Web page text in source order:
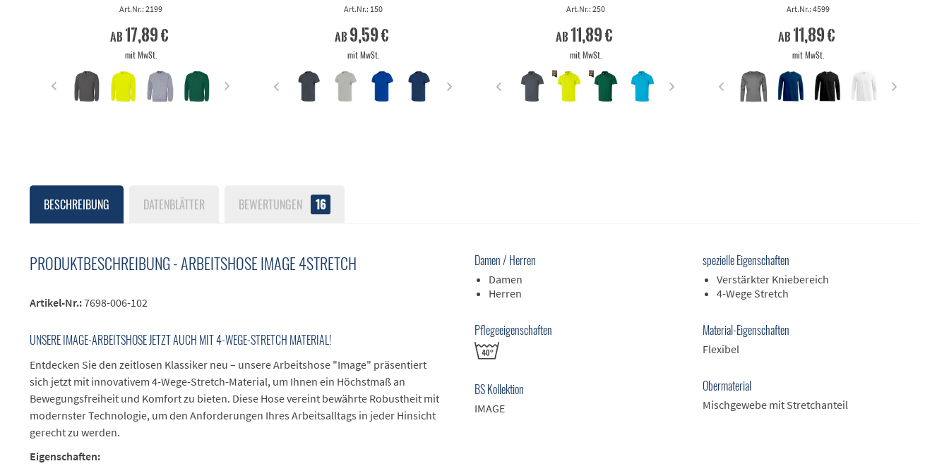
Art.Nr.: 2199
ab 17,89 €
mit MwSt.
Art.Nr.: 150
ab 9,59 €
mit MwSt.
Art.Nr.: 250
ab 11,89 €
mit MwSt.
Art.Nr.: 4599
ab 11,89 €
mit MwSt.
BESCHREIBUNG DATENBLÄTTER BEWERTUNGEN 16
PRODUKTBESCHREIBUNG - ARBEITSHOSE IMAGE 4STRETCH
Artikel-Nr.:7698-006-102
UNSERE IMAGE-ARBEITSHOSE JETZT AUCH MIT 4-WEGE-STRETCH MATERIAL!
Entdecken Sie den zeitlosen Klassiker neu – unsere Arbeitshose "Image" präsentiert
sich jetzt mit innovativem 4-Wege-Stretch-Material, um Ihnen ein Höchstmaß an
Bewegungsfreiheit und Komfort zu bieten. Diese Hose vereint bewährte Robustheit mit
modernster Technologie, um den Anforderungen Ihres Arbeitsalltags in jeder Hinsicht
gerecht zu werden.
Eigenschaften:
Damen / Herren
Damen
Herren
Pflegeeigenschaften
BS Kollektion
IMAGE
spezielle Eigenschaften
Verstärkter Kniebereich
4-Wege Stretch
Material-Eigenschaften
Flexibel
Obermaterial
Mischgewebe mit Stretchanteil